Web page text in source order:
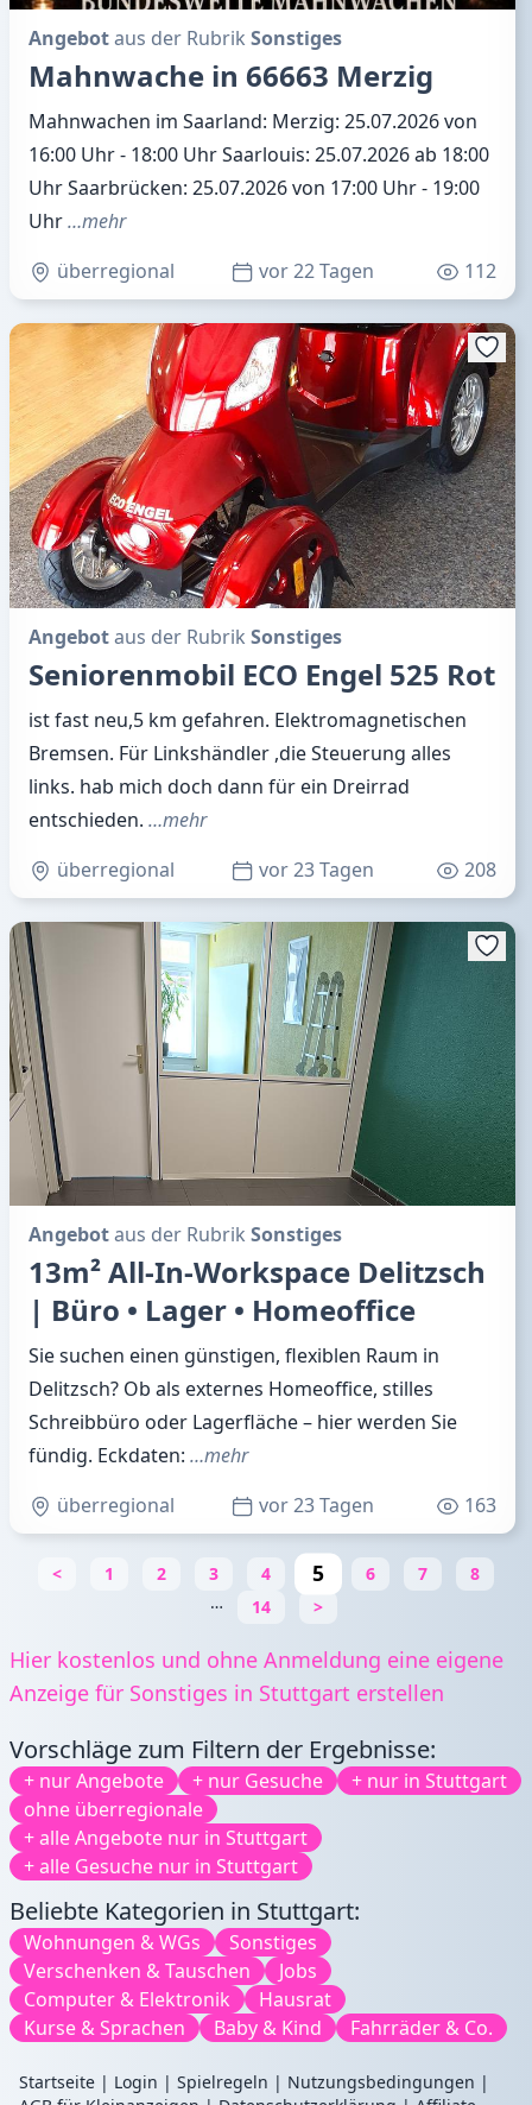
Angebotaus der Rubrik Sonstiges
Mahnwache in 66663 Merzig
Mahnwachen im Saarland: Merzig: 25.07.2026 von
16:00 Uhr - 18:00 Uhr Saarlouis: 25.07.2026 ab 18:00
Uhr Saarbrücken: 25.07.2026 von 17:00 Uhr - 19:00
Uhr…mehr
überregional
vor 22 Tagen 112
Angebotaus der Rubrik Sonstiges
Seniorenmobil ECO Engel 525 Rot
ist fast neu,5 km gefahren. Elektromagnetischen
Bremsen. Für Linkshändler ,die Steuerung alles
links. hab mich doch dann für ein Dreirrad
entschieden. …mehr
überregional
vor 23 Tagen 208
Angebotaus der Rubrik Sonstiges
13m² All-In-Workspace Delitzsch
| Büro • Lager • Homeoffice
Sie suchen einen günstigen, flexiblen Raum in
Delitzsch? Ob als externes Homeoffice, stilles
Schreibbüro oder Lagerfläche – hier werden Sie
fündig. Eckdaten: …mehr
überregional
vor 23 Tagen 163
< 1 2 3 4 5 6 7
8
…
14 >
Hier kostenlos und ohne Anmeldung eine eigene
Anzeige für Sonstiges in Stuttgart erstellen
Vorschläge zum Filtern der Ergebnisse:
+ nur Angebote + nur Gesuche
+ nur in Stuttgart
ohne überregionale
+ alle Angebote nur in Stuttgart
+ alle Gesuche nur in Stuttgart
Beliebte Kategorien in Stuttgart:
Wohnungen & WGs
Sonstiges
Verschenken & Tauschen
Jobs
Computer & Elektronik
Hausrat
Kurse & Sprachen
Baby & Kind Fahrräder & Co.
Startseite | Login | Spielregeln | Nutzungsbedingungen |